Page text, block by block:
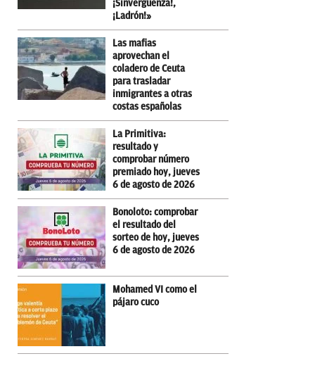
¡Sinvergüenza!,
¡Ladrón!»
Las mafias
aprovechan el
coladero de Ceuta
para trasladar
inmigrantes a otras
costas españolas
La Primitiva:
resultado y
comprobar número
premiado hoy, jueves
6 de agosto de 2026
Bonoloto: comprobar
el resultado del
sorteo de hoy, jueves
6 de agosto de 2026
Mohamed VI como el
pájaro cuco